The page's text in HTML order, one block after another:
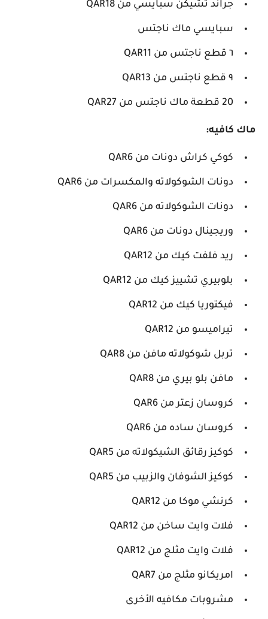
جراند تشيكن سبايسي من QAR18
سبايسي ماك ناجتس
٦ قطع ناجتس من QAR11
٩ قطع ناجتس من QAR13
20 قطعة ماك ناجتس من QAR27
ماك كافيه:
كوكي كراش دونات من QAR6
دونات الشوكولاته والمكسرات من QAR6
دونات الشوكولاته من QAR6
وريجينال دونات من QAR6
ريد فلفت كيك من QAR12
بلوبيري تشييز كيك من QAR12
فيكتوريا كيك من QAR12
تيراميسو من QAR12
تربل شوكولاته مافن من QAR8
مافن بلو بيري من QAR8
كروسان زعتر من QAR6
كروسان ساده من QAR6
كوكيز رقائق الشيكولاته من QAR5
كوكيز الشوفان والزبيب من QAR5
كرنشي موكا من QAR12
فلات وايت ساخن من QAR12
فلات وايت مثلج من QAR12
امريكانو مثلج من QAR7
مشروبات مكافيه الأخرى